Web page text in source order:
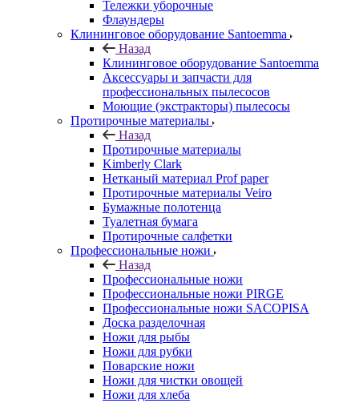
Тележки уборочные
Флаундеры
Клининговое оборудование Santoemma
Назад
Клининговое оборудование Santoemma
Аксессуары и запчасти для
профессиональных пылесосов
Моющие (экстракторы) пылесосы
Протирочные материалы
Назад
Протирочные материалы
Kimberly Clark
Нетканый материал Prof paper
Протирочные материалы Veiro
Бумажные полотенца
Туалетная бумага
Протирочные салфетки
Профессиональные ножи
Назад
Профессиональные ножи
Профессиональные ножи PIRGE
Профессиональные ножи SACOPISA
Доска разделочная
Ножи для рыбы
Ножи для рубки
Поварские ножи
Ножи для чистки овощей
Ножи для хлеба